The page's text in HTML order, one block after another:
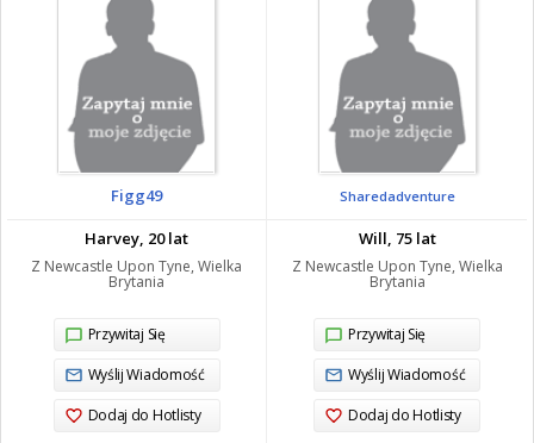
Figg49
Harvey, 20 lat
Z Newcastle Upon Tyne, Wielka
Brytania
Przywitaj Się
Wyślij Wiadomość
Dodaj do Hotlisty
Sharedadventure
Will, 75 lat
Z Newcastle Upon Tyne, Wielka
Brytania
Przywitaj Się
Wyślij Wiadomość
Dodaj do Hotlisty